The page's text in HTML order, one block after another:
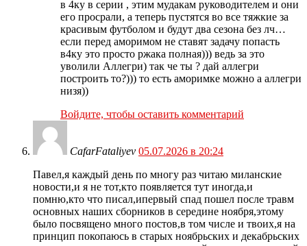
в 4ку в серии , этим мудакам руководителем и они
его просрали, а теперь пустятся во все тяжкие за
красивым футболом и будут два сезона без лч…
если перед аморимом не ставят задачу попасть
в4ку это просто ржака полная))) ведь за это
уволили Аллегри) так че ты ? дай аллегри
построить то?))) то есть аморимке можно а аллегри
низя))
Войдите, чтобы оставить комментарий
CafarFataliyev 05.07.2026 в 20:24
Павел,я каждый день по многу раз читаю миланские
новости,и я не тот,кто появляется тут иногда,и
помню,кто что писал,ипервый спад пошел после травм
основных наших сборников в середине ноября,этому
было посвящено много постов,в том числе и твоих,я на
принцип покопаюсь в старых ноябрьских и декабрьских